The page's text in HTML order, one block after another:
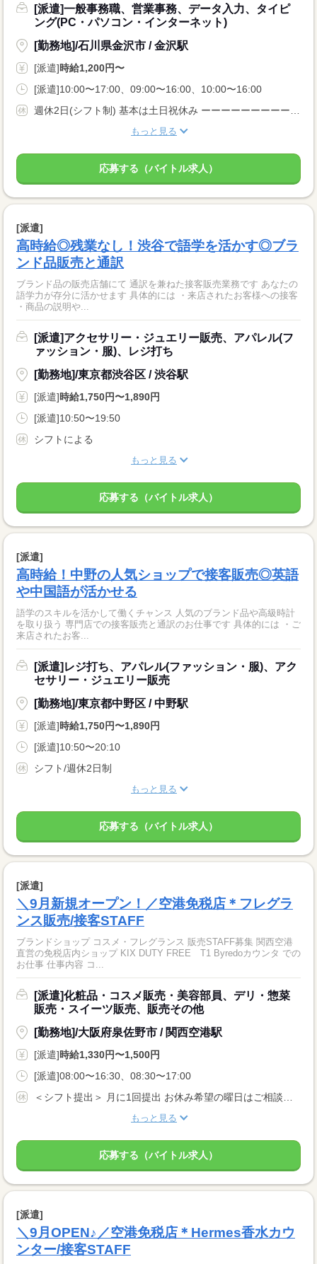
[派遣]一般事務職、営業事務、データ入力、タイピ
ング(PC・パソコン・インターネット)
[勤務地]/石川県金沢市 / 金沢駅
[派遣]時給1,200円〜
[派遣]10:00〜17:00、09:00〜16:00、10:00〜16:00
もっと見る
応募する（バイトル求人）
[派遣]
高時給◎残業なし！渋谷で語学を活かす◎ブラ
ンド品販売と通訳
ブランド品の販売店舗にて 通訳を兼ねた接客販売業務です あなたの
語学力が存分に活かせます 具体的には ・来店されたお客様への接客
・商品の説明や...
[派遣]アクセサリー・ジュエリー販売、アパレル(フ
ァッション・服)、レジ打ち
[勤務地]/東京都渋谷区 / 渋谷駅
[派遣]時給1,750円〜1,890円
[派遣]10:50〜19:50
シフトによる
もっと見る
応募する（バイトル求人）
[派遣]
高時給！中野の人気ショップで接客販売◎英語
や中国語が活かせる
語学のスキルを活かして働くチャンス 人気のブランド品や高級時計
を取り扱う 専門店での接客販売と通訳のお仕事です 具体的には ・ご
来店されたお客...
[派遣]レジ打ち、アパレル(ファッション・服)、アク
セサリー・ジュエリー販売
[勤務地]/東京都中野区 / 中野駅
[派遣]時給1,750円〜1,890円
[派遣]10:50〜20:10
シフト/週休2日制
もっと見る
応募する（バイトル求人）
[派遣]
＼9月新規オープン！／空港免税店＊フレグラ
ンス販売/接客STAFF
ブランドショップ コスメ・フレグランス 販売STAFF募集 関西空港
直営の免税店内ショップ KIX DUTY FREE T1 Byredoカウンタ での
お仕事 仕事内容 コ...
[派遣]化粧品・コスメ販売・美容部員、デリ・惣菜
販売・スイーツ販売、販売その他
[勤務地]/大阪府泉佐野市 / 関西空港駅
[派遣]時給1,330円〜1,500円
[派遣]08:00〜16:30、08:30〜17:00
もっと見る
応募する（バイトル求人）
[派遣]
＼9月OPEN♪／空港免税店＊Hermes香水カウ
ンター/接客STAFF